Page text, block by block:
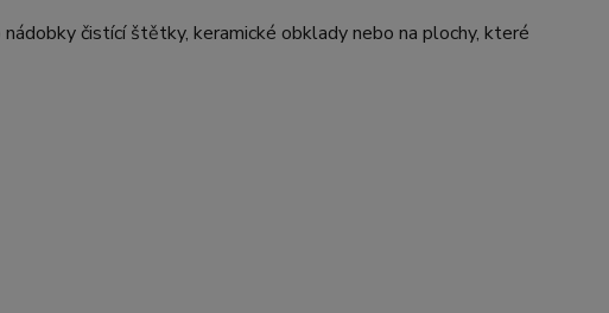
čistící štětky, keramické obklady nebo na plochy, které